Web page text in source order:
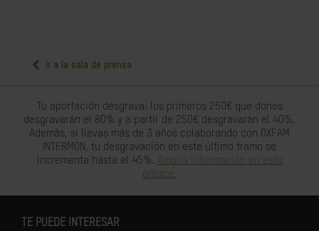
Ir a la sala de prensa
Tu aportación desgrava: los primeros 250€ que dones
desgravarán el 80% y a partir de 250€ desgravarán el 40%.
Además, si llevas más de 3 años colaborando con OXFAM
INTERMÓN, tu desgravación en este último tramo se
incrementa hasta el 45%. Amplia información en este
enlace.
TE PUEDE INTERESAR